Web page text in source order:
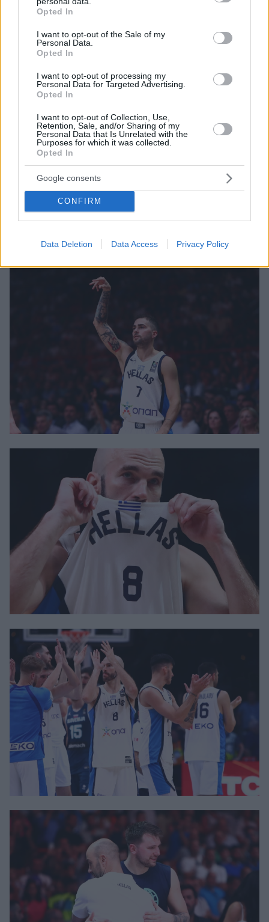
grant or deny consent to Google and its third-party tags to
use your data for below specified purposes in below Google
consent section.
Opted In
I want to opt-out of the Sale of my
Personal Data.
Opted In
I want to opt-out of processing my
Personal Data for Targeted Advertising.
Opted In
I want to opt-out of Collection, Use,
Retention, Sale, and/or Sharing of my
Personal Data that Is Unrelated with the
Purposes for which it was collected.
Opted In
Google consents
CONFIRM
Data Deletion Data Access Privacy Policy